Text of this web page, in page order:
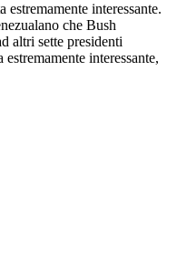
interessante.
che Bush
altri sette presidenti
interessante,